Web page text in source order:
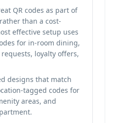
QR codes as part of
than a cost-
effective setup uses
for in-room dining,
loyalty offers,
designs that match
tagged codes for
areas, and